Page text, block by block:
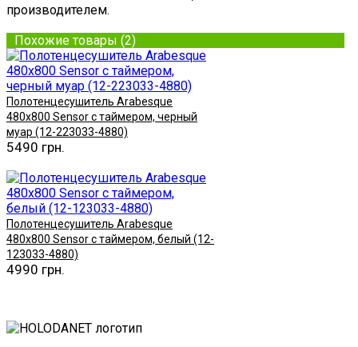
производителем.
Похожие товары (2)
Полотенцесушитель Arabesque
480х800 Sensor с таймером, черный
муар (12-223033-4880)
5490 грн.
Полотенцесушитель Arabesque
480х800 Sensor с таймером, белый (12-
123033-4880)
4990 грн.